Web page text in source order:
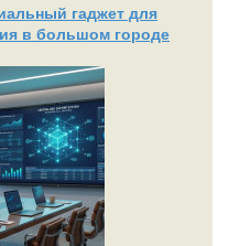
гаджет для
в большом городе